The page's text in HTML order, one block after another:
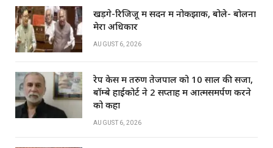
k
खड़गे-रिजिजू में सदन में नोकझोंक, बोले- बोलना
मेरा अधिकार
AUGUST 6, 2026
रेप केस में तरुण तेजपाल को 10 साल की सजा,
बॉम्बे हाईकोर्ट ने 2 सप्ताह में आत्मसमर्पण करने
को कहा
AUGUST 6, 2026